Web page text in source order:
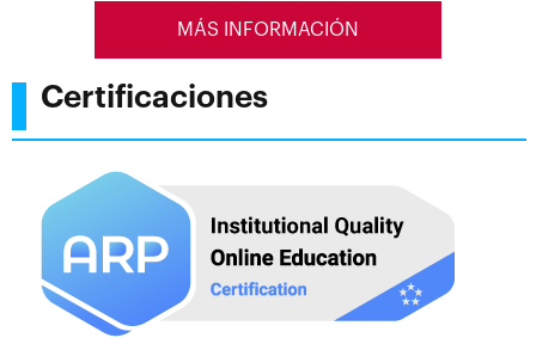
MÁS INFORMACIÓN
Certificaciones